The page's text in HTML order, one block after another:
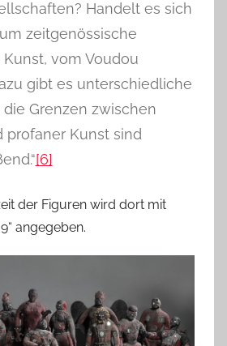
Handelt es sich
zeitgenössische
vom Voudou
gibt es unterschiedliche
Grenzen zwischen
profaner Kunst sind
[6]
der Figuren wird dort mit
angegeben.